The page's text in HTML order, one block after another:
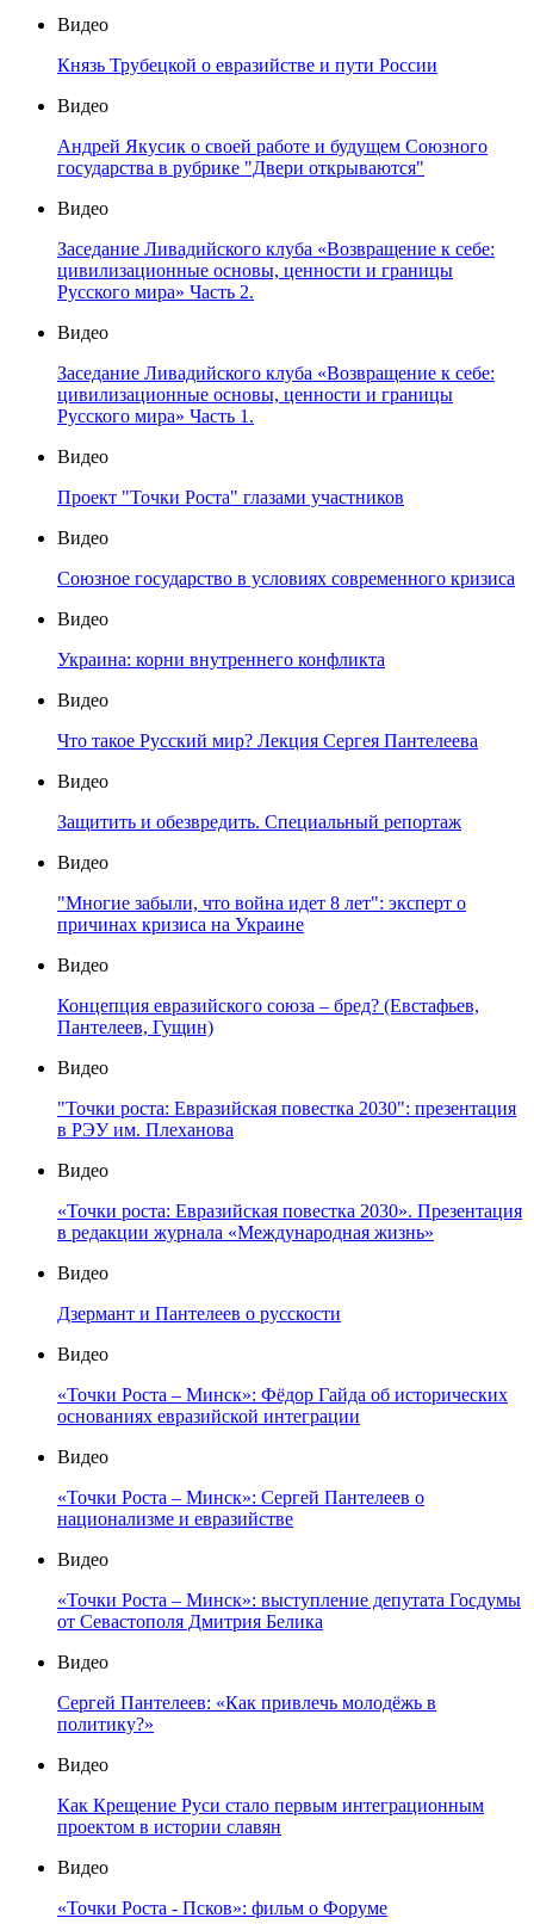
Видео
Князь Трубецкой о евразийстве и пути России
Видео
Андрей Якусик о своей работе и будущем Союзного
государства в рубрике "Двери открываются"
Видео
Заседание Ливадийского клуба «Возвращение к себе:
цивилизационные основы, ценности и границы
Русского мира» Часть 2.
Видео
Заседание Ливадийского клуба «Возвращение к себе:
цивилизационные основы, ценности и границы
Русского мира» Часть 1.
Видео
Проект "Точки Роста" глазами участников
Видео
Союзное государство в условиях современного кризиса
Видео
Украина: корни внутреннего конфликта
Видео
Что такое Русский мир? Лекция Сергея Пантелеева
Видео
Защитить и обезвредить. Специальный репортаж
Видео
"Многие забыли, что война идет 8 лет": эксперт о
причинах кризиса на Украине
Видео
Концепция евразийского союза – бред? (Евстафьев,
Пантелеев, Гущин)
Видео
"Точки роста: Евразийская повестка 2030": презентация
в РЭУ им. Плеханова
Видео
«Точки роста: Евразийская повестка 2030». Презентация
в редакции журнала «Международная жизнь»
Видео
Дзермант и Пантелеев о русскости
Видео
«Точки Роста – Минск»: Фёдор Гайда об исторических
основаниях евразийской интеграции
Видео
«Точки Роста – Минск»: Сергей Пантелеев о
национализме и евразийстве
Видео
«Точки Роста – Минск»: выступление депутата Госдумы
от Севастополя Дмитрия Белика
Видео
Сергей Пантелеев: «Как привлечь молодёжь в
политику?»
Видео
Как Крещение Руси стало первым интеграционным
проектом в истории славян
Видео
«Точки Роста - Псков»: фильм о Форуме